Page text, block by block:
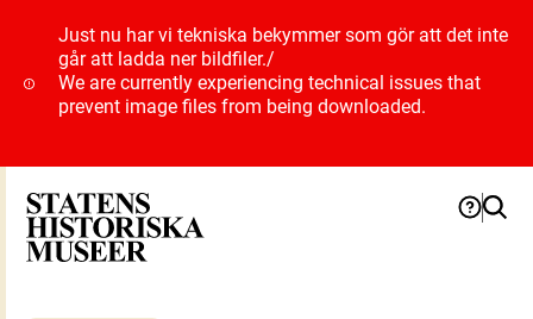
Just nu har vi tekniska bekymmer som gör att det inte
går att ladda ner bildfiler./
We are currently experiencing technical issues that
prevent image files from being downloaded.